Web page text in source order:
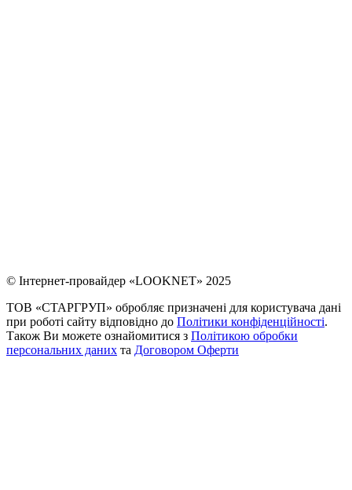
© Інтернет-провайдер «LOOKNET» 2025
ТОВ «СТАРГРУП» обробляє призначені для користувача дані
при роботі сайту відповідно до Політики конфіденційності.
Також Ви можете ознайомитися з Політикою обробки
персональних даних та Договором Оферти